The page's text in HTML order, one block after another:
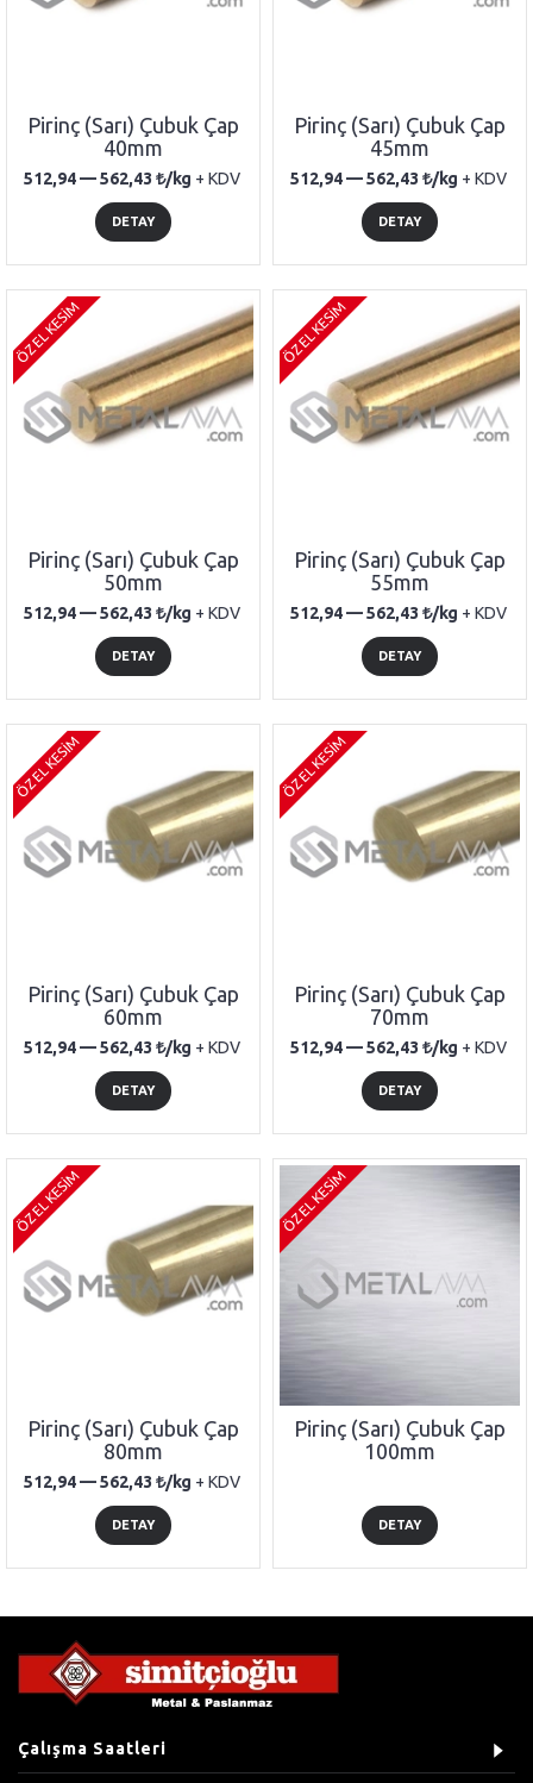
Pirinç (Sarı) Çubuk Çap
40mm
512,94 —562,43 /kg + KDV
DETAY
Pirinç (Sarı) Çubuk Çap
45mm
512,94 —562,43 /kg + KDV
DETAY
ÖZEL KESİM
Pirinç (Sarı) Çubuk Çap
50mm
512,94 —562,43 /kg + KDV
DETAY
ÖZEL KESİM
Pirinç (Sarı) Çubuk Çap
55mm
512,94 —562,43 /kg + KDV
DETAY
ÖZEL KESİM
Pirinç (Sarı) Çubuk Çap
60mm
512,94 —562,43 /kg + KDV
DETAY
ÖZEL KESİM
Pirinç (Sarı) Çubuk Çap
70mm
512,94 —562,43 /kg + KDV
DETAY
ÖZEL KESİM
Pirinç (Sarı) Çubuk Çap
80mm
512,94 —562,43 /kg + KDV
DETAY
ÖZEL KESİM
Pirinç (Sarı) Çubuk Çap
100mm
DETAY
Çalışma Saatleri